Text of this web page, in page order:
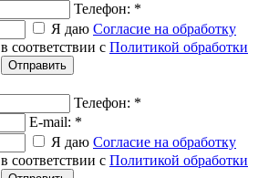
Телефон: *
Я даю Согласие на обработку
в соответствии с Политикой обработки
Отправить
Телефон: *
E-mail: *
Я даю Согласие на обработку
в соответствии с Политикой обработки